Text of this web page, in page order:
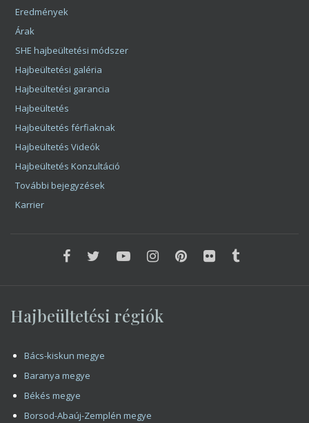
Eredmények
Árak
SHE hajbeültetési módszer
Hajbeültetési galéria
Hajbeültetési garancia
Hajbeültetés
Hajbeültetés férfiaknak
Hajbeültetés Videók
Hajbeültetés Konzultáció
További bejegyzések
Karrier
Hajbeültetési régiók
Bács-kiskun megye
Baranya megye
Békés megye
Borsod-Abaúj-Zemplén megye